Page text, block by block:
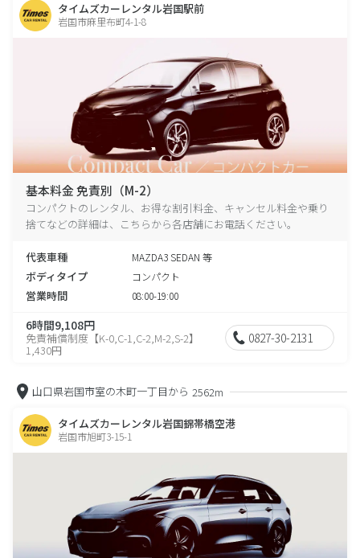
タイムズカーレンタル岩国駅前
岩国市麻里布町4-1-8
基本料金 免責別（M-2）
コンパクトのレンタル、お得な割引料金、キャンセル料金や乗り
捨てなどの詳細は、こちらから各店舗にお電話ください。
代表車種 MAZDA3 SEDAN 等
ボディタイプ コンパクト
営業時間 08:00-19:00
6時間9,108円
免責補償制度【K-0,C-1,C-2,M-2,S-2】
1,430円
0827-30-2131
山口県岩国市室の木町一丁目から 2562m
タイムズカーレンタル岩国錦帯橋空港
岩国市旭町3-15-1